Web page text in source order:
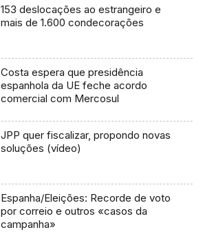
153 deslocações ao estrangeiro e
mais de 1.600 condecorações
Costa espera que presidência
espanhola da UE feche acordo
comercial com Mercosul
JPP quer fiscalizar, propondo novas
soluções (vídeo)
Espanha/Eleições: Recorde de voto
por correio e outros «casos da
campanha»